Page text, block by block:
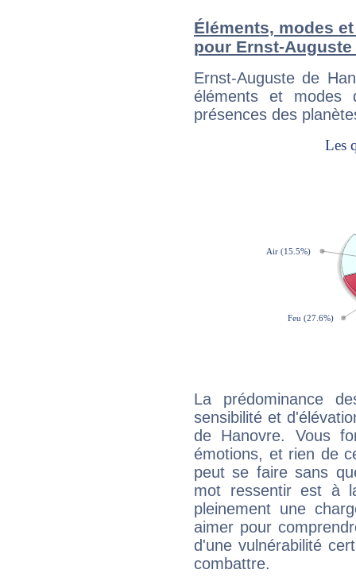
Éléments, modes
pour Ernst-Auguste
Ernst-Auguste de
éléments et modes
présences des
La prédominance
sensibilité et
de Hanovre. Vous
émotions, et rien de
peut se faire sans
mot ressentir est à
pleinement une
aimer pour
d'une vulnérabilité
combattre.